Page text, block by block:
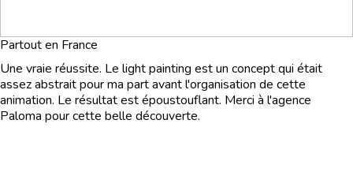
Partout en France
Une vraie réussite. Le light painting est un concept qui était
assez abstrait pour ma part avant l'organisation de cette
animation. Le résultat est époustouflant. Merci à l'agence
Paloma pour cette belle découverte.